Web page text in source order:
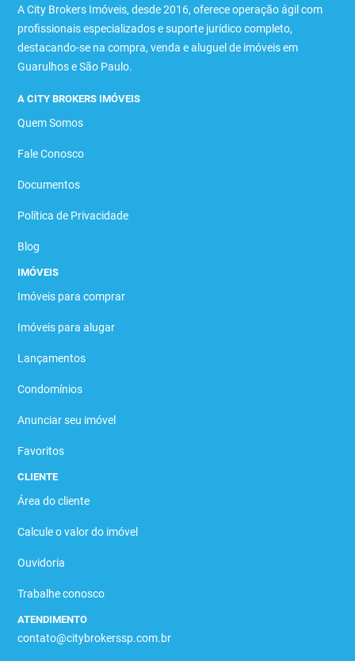
A City Brokers Imóveis, desde 2016, oferece operação ágil com
profissionais especializados e suporte jurídico completo,
destacando-se na compra, venda e aluguel de imóveis em
Guarulhos e São Paulo.
A CITY BROKERS IMÓVEIS
Quem Somos
Fale Conosco
Documentos
Política de Privacidade
Blog
IMÓVEIS
Imóveis para comprar
Imóveis para alugar
Lançamentos
Condomínios
Anunciar seu imóvel
Favoritos
CLIENTE
Área do cliente
Calcule o valor do imóvel
Ouvidoria
Trabalhe conosco
ATENDIMENTO
contato@citybrokerssp.com.br